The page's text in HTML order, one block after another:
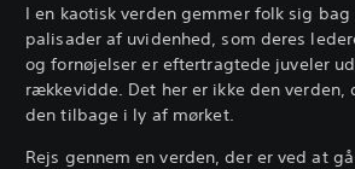
I en kaotisk verden gemmer folk sig
palisader af uvidenhed, som deres
og fornøjelser er eftertragtede juveler
rækkevidde. Det her er ikke den verden,
den tilbage i ly af mørket.
Rejs gennem en verden, der er ved at